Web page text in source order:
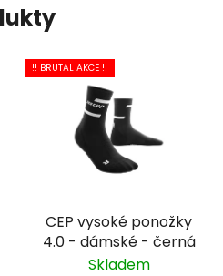
!! BRUTAL AKCE !!
CEP vysoké ponožky
4.0 - dámské - černá
Skladem